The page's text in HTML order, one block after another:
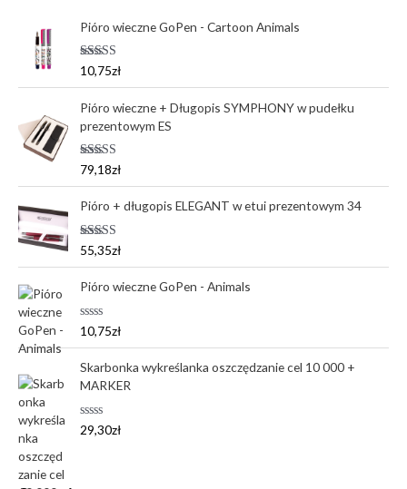
Pióro wieczne GoPen - Cartoon Animals
Oceniono
5.00
10,75zł
Pióro wieczne + Długopis SYMPHONY w pudełku
prezentowym ES
Oceniono
5.00
79,18zł
Pióro + długopis ELEGANT w etui prezentowym 34
Oceniono
5.00
55,35zł
Pióro wieczne GoPen - Animals
O
e
n
i
o
o
0
n
10,75zł
Skarbonka wykreślanka oszczędzanie cel 10 000 +
MARKER
O
29,30zł